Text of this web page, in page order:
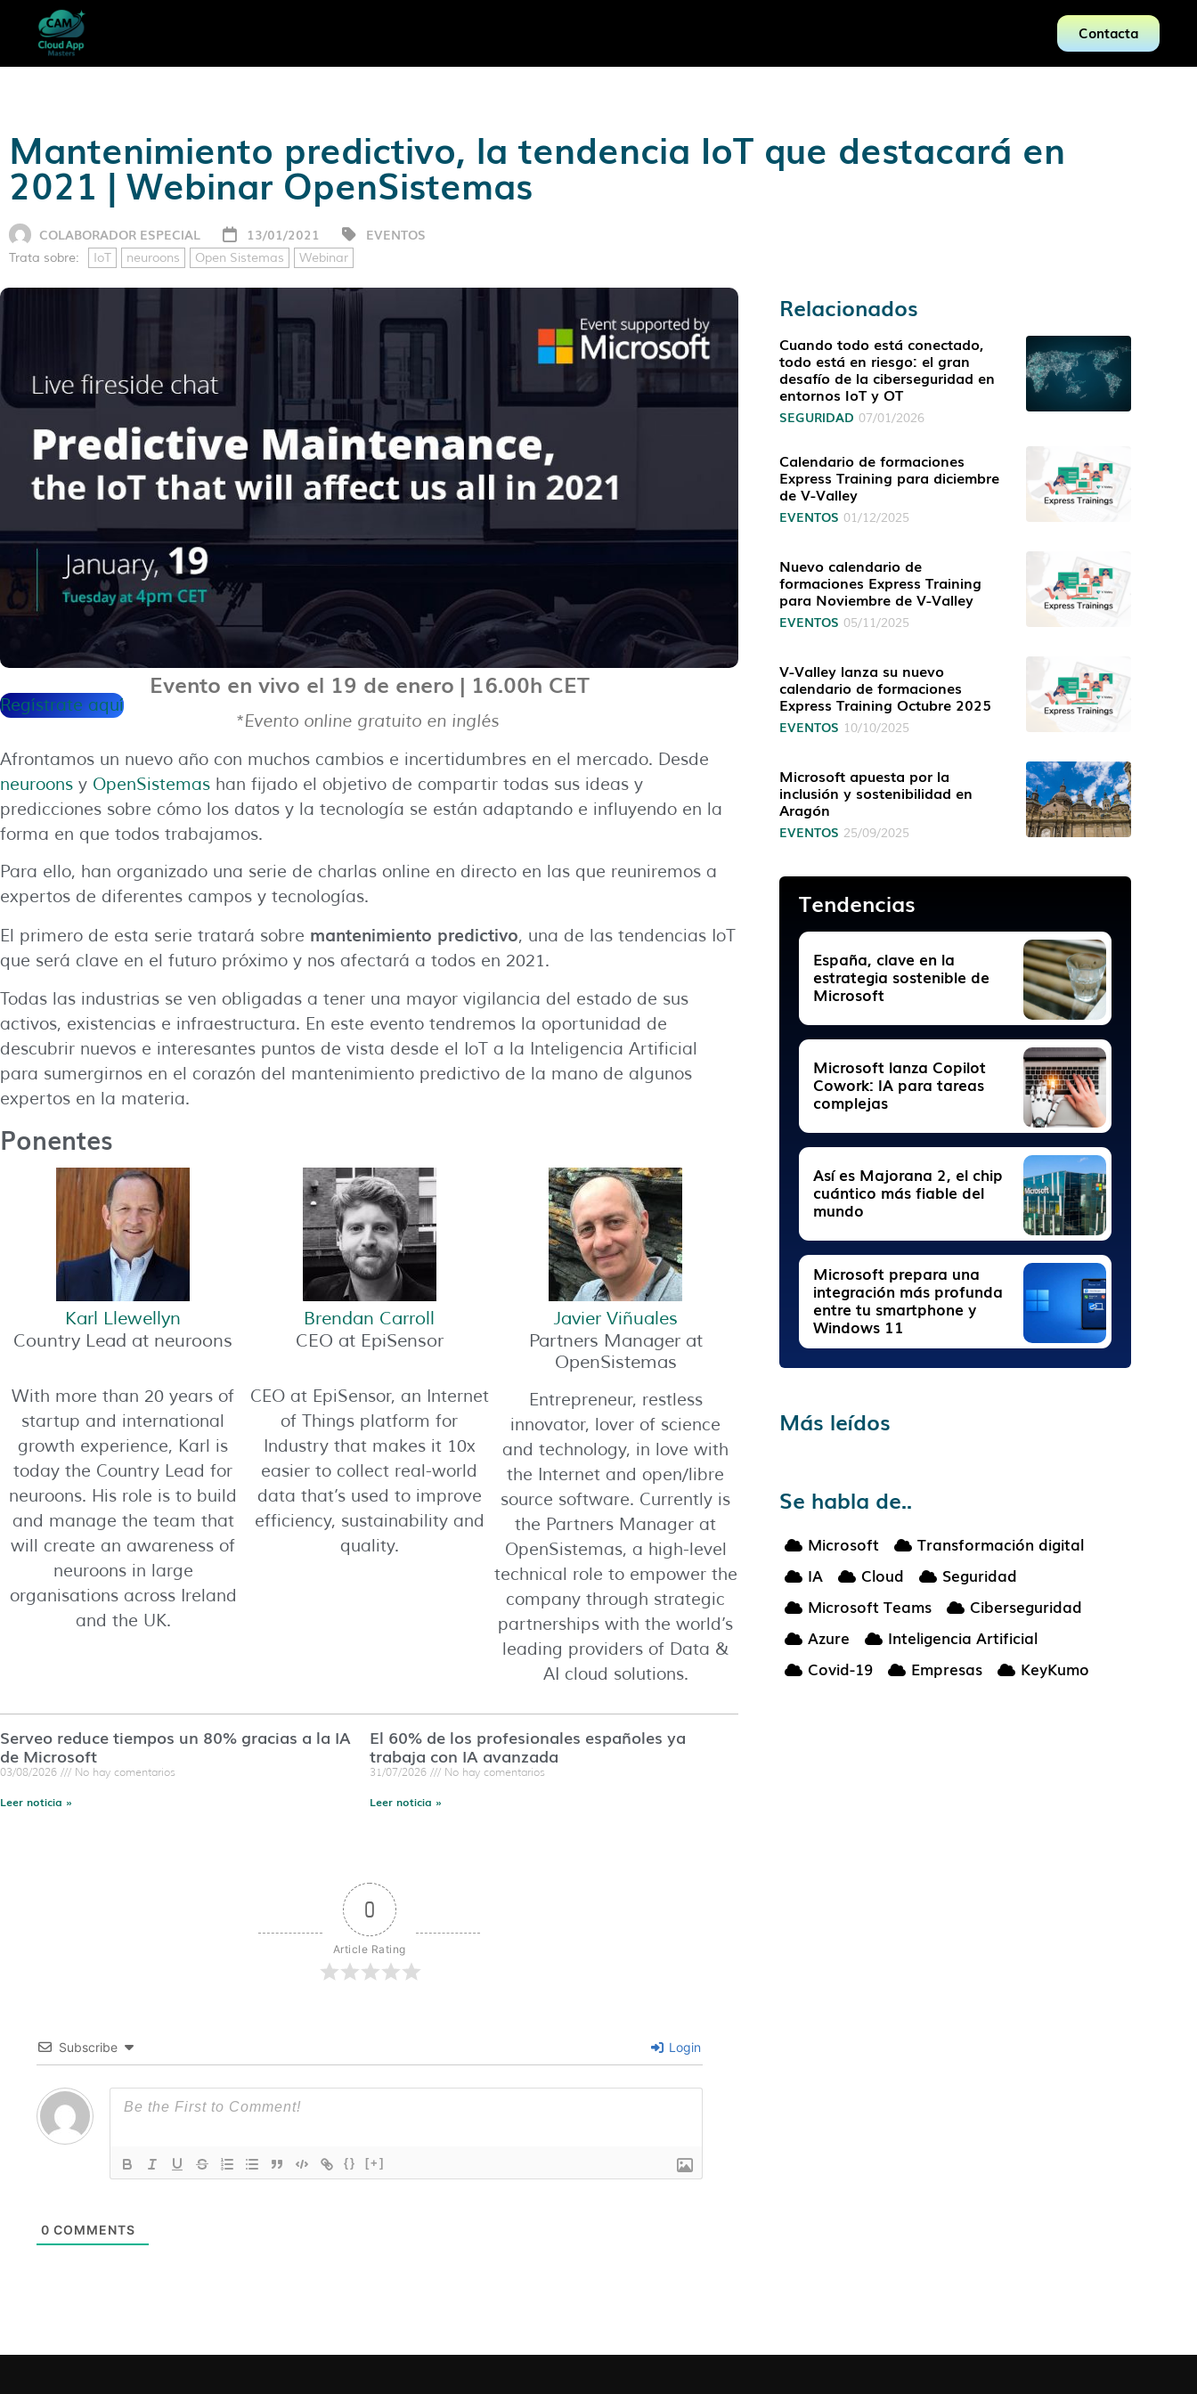
Contacta
Mantenimiento predictivo, la tendencia IoT que destacará en
2021 | Webinar OpenSistemas
COLABORADOR ESPECIAL 13/01/2021 EVENTOS
Trata sobre: IoT neuroons Open Sistemas Webinar
Evento en vivo el 19 de enero | 16.00h CET
Regístrate aquí
*Evento online gratuito en inglés
Afrontamos un nuevo año con muchos cambios e incertidumbres en el mercado. Desde
neuroons y OpenSistemas han fijado el objetivo de compartir todas sus ideas y
predicciones sobre cómo los datos y la tecnología se están adaptando e influyendo en la
forma en que todos trabajamos.
Para ello, han organizado una serie de charlas online en directo en las que reuniremos a
expertos de diferentes campos y tecnologías.
El primero de esta serie tratará sobre mantenimiento predictivo, una de las tendencias IoT
que será clave en el futuro próximo y nos afectará a todos en 2021.
Todas las industrias se ven obligadas a tener una mayor vigilancia del estado de sus
activos, existencias e infraestructura. En este evento tendremos la oportunidad de
descubrir nuevos e interesantes puntos de vista desde el IoT a la Inteligencia Artificial
para sumergirnos en el corazón del mantenimiento predictivo de la mano de algunos
expertos en la materia.
Ponentes
Karl Llewellyn
Country Lead at neuroons
With more than 20 years of
startup and international
growth experience, Karl is
today the Country Lead for
neuroons. His role is to build
and manage the team that
will create an awareness of
neuroons in large
organisations across Ireland
and the UK.
Brendan Carroll
CEO at EpiSensor
CEO at EpiSensor, an Internet
of Things platform for
Industry that makes it 10x
easier to collect real-world
data that’s used to improve
efficiency, sustainability and
quality.
Javier Viñuales
Partners Manager at
OpenSistemas
Entrepreneur, restless
innovator, lover of science
and technology, in love with
the Internet and open/libre
source software. Currently is
the Partners Manager at
OpenSistemas, a high-level
technical role to empower the
company through strategic
partnerships with the world’s
leading providers of Data &
AI cloud solutions.
Serveo reduce tiempos un 80% gracias a la IA
de Microsoft
03/08/2026 No hay comentarios
Leer noticia »
El 60% de los profesionales españoles ya
trabaja con IA avanzada
31/07/2026 No hay comentarios
Leer noticia »
0
Article Rating
Subscribe Login
{} [+]
0 COMMENTS
Relacionados
Cuando todo está conectado,
todo está en riesgo: el gran
desafío de la ciberseguridad en
entornos IoT y OT
SEGURIDAD 07/01/2026
Calendario de formaciones
Express Training para diciembre
de V-Valley
EVENTOS 01/12/2025
Nuevo calendario de
formaciones Express Training
para Noviembre de V-Valley
EVENTOS 05/11/2025
V-Valley lanza su nuevo
calendario de formaciones
Express Training Octubre 2025
EVENTOS 10/10/2025
Microsoft apuesta por la
inclusión y sostenibilidad en
Aragón
EVENTOS 25/09/2025
Tendencias
España, clave en la
estrategia sostenible de
Microsoft
Microsoft lanza Copilot
Cowork: IA para tareas
complejas
Así es Majorana 2, el chip
cuántico más fiable del
mundo
Microsoft prepara una
integración más profunda
entre tu smartphone y
Windows 11
Más leídos
Se habla de..
Microsoft
Transformación digital
IA
Cloud
Seguridad
Microsoft Teams
Ciberseguridad
Azure
Inteligencia Artificial
Covid-19
Empresas KeyKumo